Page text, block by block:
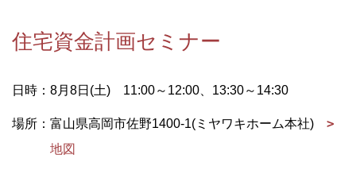
住宅資金計画セミナー
日時：8月8日(土) 11:00～12:00、13:30～14:30
場所：富山県高岡市佐野1400-1(ミヤワキホーム本社)
地図